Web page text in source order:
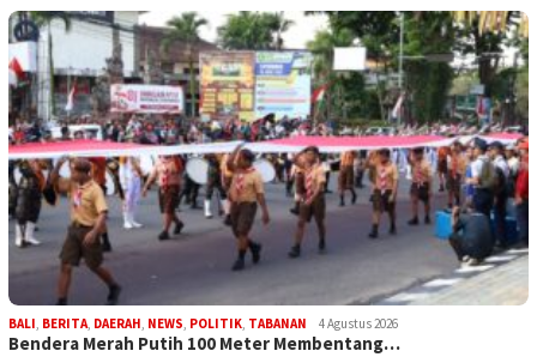
BALI, BERITA, DAERAH, NEWS, POLITIK, TABANAN 4 Agustus 2026
Bendera Merah Putih 100 Meter Membentang…